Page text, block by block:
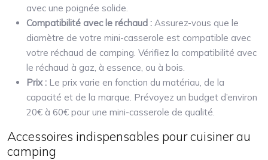
avec une poignée solide.
Compatibilité avec le réchaud : Assurez-vous que le
diamètre de votre mini-casserole est compatible avec
votre réchaud de camping. Vérifiez la compatibilité avec
le réchaud à gaz, à essence, ou à bois.
Prix : Le prix varie en fonction du matériau, de la
capacité et de la marque. Prévoyez un budget d’environ
20€ à 60€ pour une mini-casserole de qualité.
Accessoires indispensables pour cuisiner au
camping